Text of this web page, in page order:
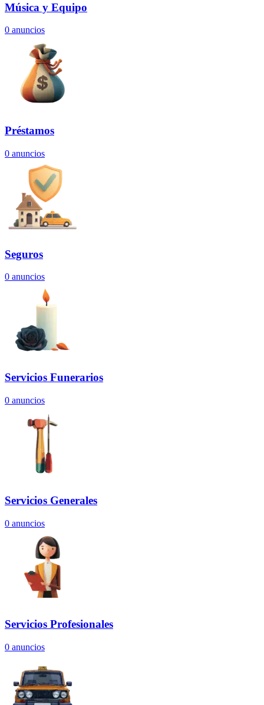
Música y Equipo
0 anuncios
Préstamos
0 anuncios
Seguros
0 anuncios
Servicios Funerarios
0 anuncios
Servicios Generales
0 anuncios
Servicios Profesionales
0 anuncios